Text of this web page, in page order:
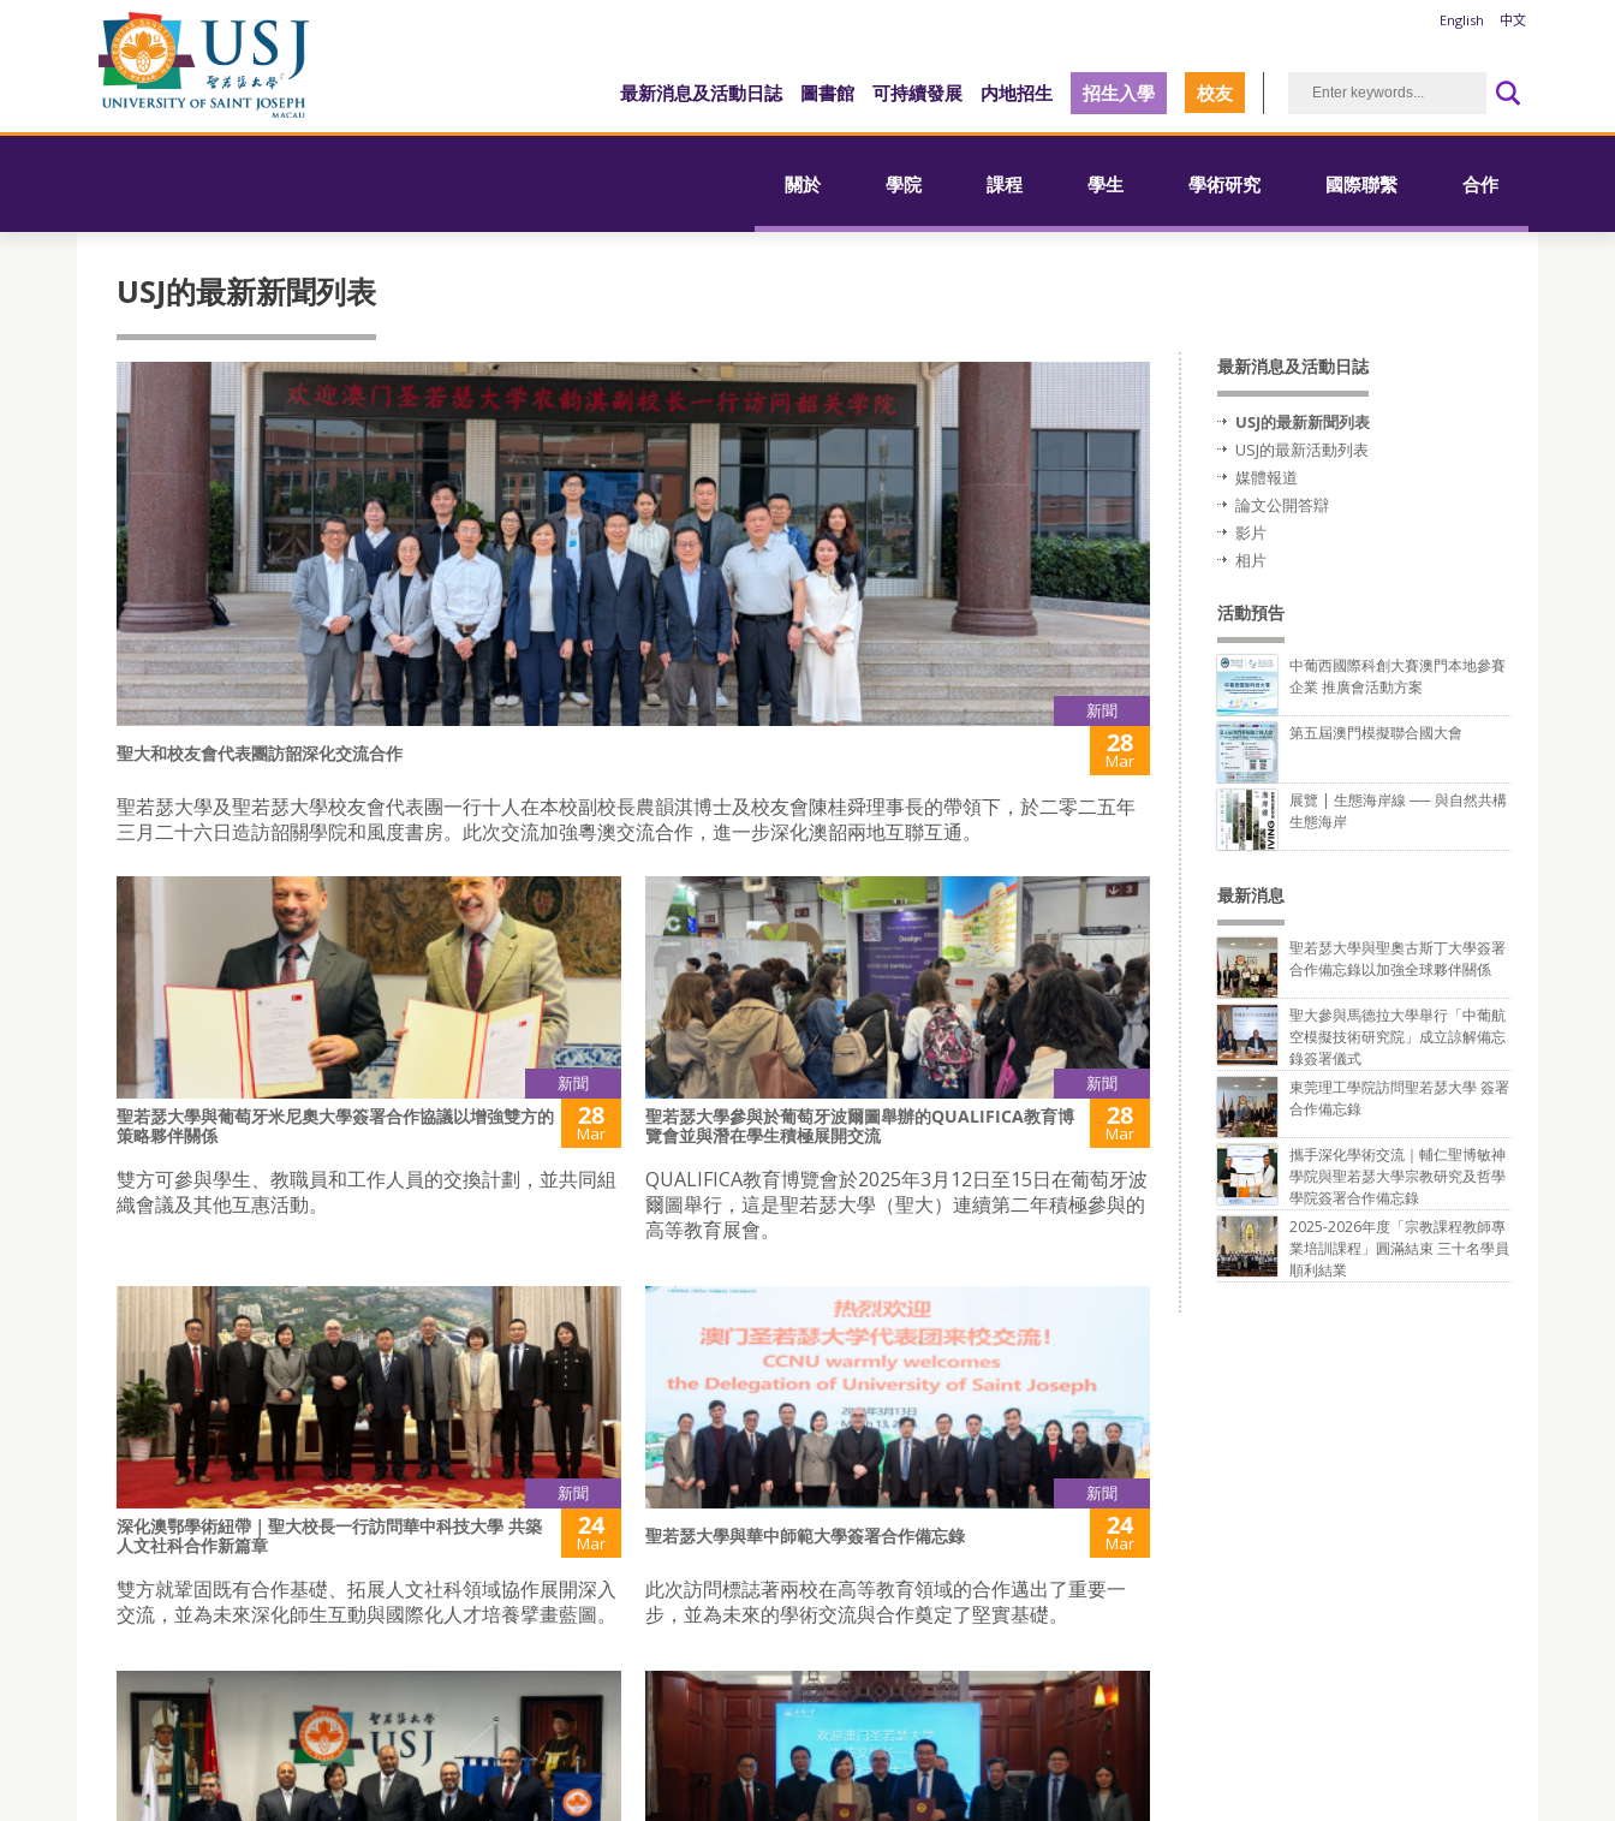
English 中文
最新消息及活動日誌 圖書館 可持續發展 内地招生 招生入學 校友
關於 學院 課程 學生 學術研究 國際聯繫 合作
USJ的最新新聞列表
新聞
聖大和校友會代表團訪韶深化交流合作 28
Mar
聖若瑟大學及聖若瑟大學校友會代表團一行十人在本校副校長農韻淇博士及校友會陳桂舜理事長的帶領下，於二零二五年
三月二十六日造訪韶關學院和風度書房。此次交流加強粵澳交流合作，進一步深化澳韶兩地互聯互通。
新聞
聖若瑟大學與葡萄牙米尼奧大學簽署合作協議以增強雙方的
策略夥伴關係
28
Mar
雙方可參與學生、教職員和工作人員的交換計劃，並共同組
織會議及其他互惠活動。
新聞
聖若瑟大學參與於葡萄牙波爾圖舉辦的QUALIFICA教育博
覽會並與潛在學生積極展開交流
28
Mar
QUALIFICA教育博覽會於2025年3月12日至15日在葡萄牙波
爾圖舉行，這是聖若瑟大學（聖大）連續第二年積極參與的
高等教育展會。
新聞
深化澳鄂學術紐帶｜聖大校長一行訪問華中科技大學 共築
人文社科合作新篇章
24
Mar
雙方就鞏固既有合作基礎、拓展人文社科領域協作展開深入
交流，並為未來深化師生互動與國際化人才培養擘畫藍圖。
新聞
聖若瑟大學與華中師範大學簽署合作備忘錄 24
Mar
此次訪問標誌著兩校在高等教育領域的合作邁出了重要一
步，並為未來的學術交流與合作奠定了堅實基礎。
最新消息及活動日誌
USJ的最新新聞列表
USJ的最新活動列表
媒體報道
論文公開答辯
影片
相片
活動預告
中葡西國際科創大賽澳門本地參賽
企業 推廣會活動方案
第五屆澳門模擬聯合國大會
展覽 | 生態海岸線 ── 與自然共構
生態海岸
最新消息
聖若瑟大學與聖奧古斯丁大學簽署
合作備忘錄以加強全球夥伴關係
聖大參與馬德拉大學舉行「中葡航
空模擬技術研究院」成立諒解備忘
錄簽署儀式
東莞理工學院訪問聖若瑟大學 簽署
合作備忘錄
攜手深化學術交流｜輔仁聖博敏神
學院與聖若瑟大學宗教研究及哲學
學院簽署合作備忘錄
2025-2026年度「宗教課程教師專
業培訓課程」圓滿結束 三十名學員
順利結業